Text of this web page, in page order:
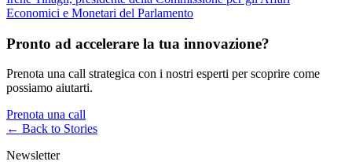
Economici e Monetari del Parlamento
Pronto ad accelerare la tua innovazione?
Prenota una call strategica con i nostri esperti per scoprire come
possiamo aiutarti.
Prenota una call
← Back to Stories
Newsletter